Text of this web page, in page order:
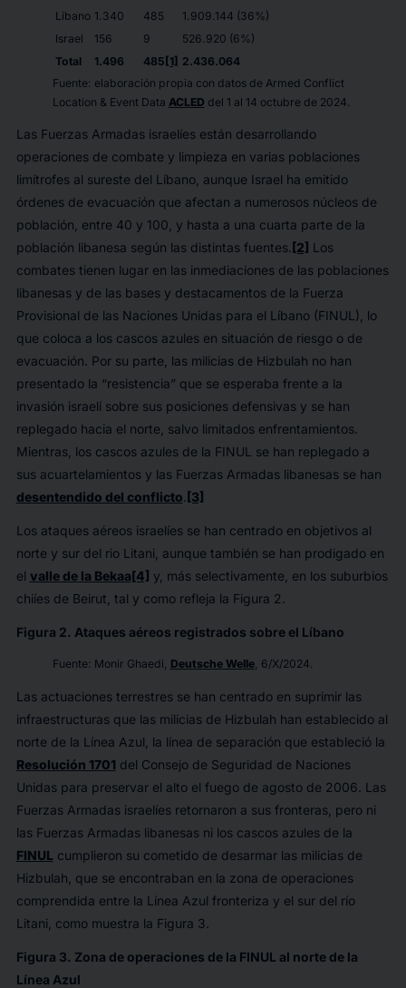
Líbano 1.340 485
1.909.144 (36%)
Israel
156 9
526.920 (6%)
Total
1.496 485 [1] 2.436.064
Fuente: elaboración propia con datos de Armed Conflict
Location & Event Data ACLED del 1 al 14 octubre de 2024.
Las Fuerzas Armadas israelíes están desarrollando
operaciones de combate y limpieza en varias poblaciones
limítrofes al sureste del Líbano, aunque Israel ha emitido
órdenes de evacuación que afectan a numerosos núcleos de
población, entre 40 y 100, y hasta a una cuarta parte de la
población libanesa según las distintas fuentes. [2] Los
combates tienen lugar en las inmediaciones de las poblaciones
libanesas y de las bases y destacamentos de la Fuerza
Provisional de las Naciones Unidas para el Líbano (FINUL), lo
que coloca a los cascos azules en situación de riesgo o de
evacuación. Por su parte, las milicias de Hizbulah no han
presentado la “resistencia” que se esperaba frente a la
invasión israelí sobre sus posiciones defensivas y se han
replegado hacia el norte, salvo limitados enfrentamientos.
Mientras, los cascos azules de la FINUL se han replegado a
sus acuartelamientos y las Fuerzas Armadas libanesas se han
desentendido del conflicto. [3]
Los ataques aéreos israelíes se han centrado en objetivos al
norte y sur del rio Litani, aunque también se han prodigado en
el valle de la Bekaa[4] y, más selectivamente, en los suburbios
chiíes de Beirut, tal y como refleja la Figura 2.
Figura 2. Ataques aéreos registrados sobre el Líbano
Fuente: Monir Ghaedi, Deutsche Welle, 6/X/2024.
Las actuaciones terrestres se han centrado en suprimir las
infraestructuras que las milicias de Hizbulah han establecido al
norte de la Línea Azul, la línea de separación que estableció la
Resolución 1701 del Consejo de Seguridad de Naciones
Unidas para preservar el alto el fuego de agosto de 2006. Las
Fuerzas Armadas israelíes retornaron a sus fronteras, pero ni
las Fuerzas Armadas libanesas ni los cascos azules de la
FINUL cumplieron su cometido de desarmar las milicias de
Hizbulah, que se encontraban en la zona de operaciones
comprendida entre la Línea Azul fronteriza y el sur del río
Litani, como muestra la Figura 3.
Figura 3. Zona de operaciones de la FINUL al norte de la
Línea Azul